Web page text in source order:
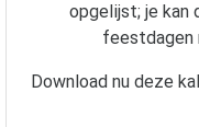
opgelijst; je kan
feestdagen
Download nu deze